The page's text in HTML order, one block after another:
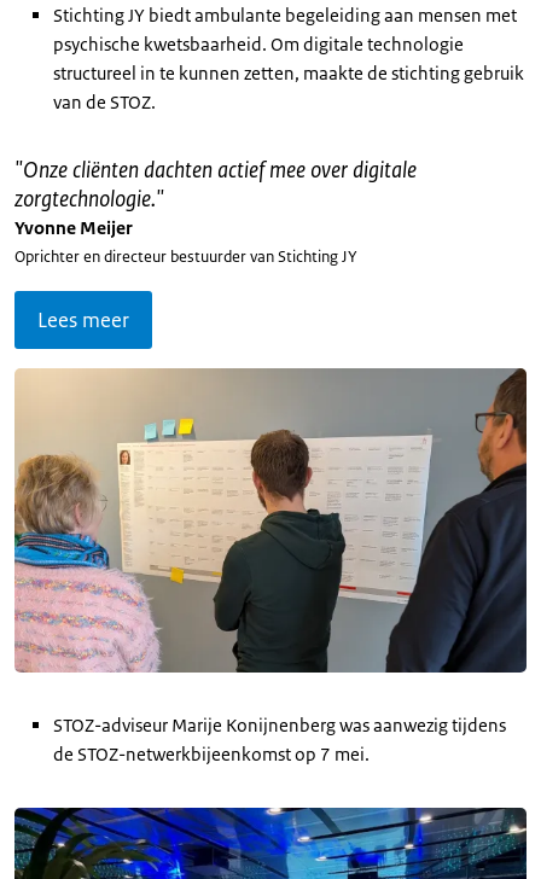
Stichting JY biedt ambulante begeleiding aan mensen met
psychische kwetsbaarheid. Om digitale technologie
structureel in te kunnen zetten, maakte de stichting gebruik
van de STOZ.
"Onze cliënten dachten actief mee over digitale
zorgtechnologie."
Yvonne Meijer
Oprichter en directeur bestuurder van Stichting JY
Lees meer
STOZ-adviseur Marije Konijnenberg was aanwezig tijdens
de STOZ-netwerkbijeenkomst op 7 mei.